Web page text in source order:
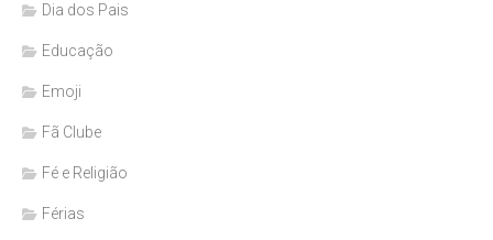
Dia dos Pais
Educação
Emoji
Fã Clube
Fé e Religião
Férias